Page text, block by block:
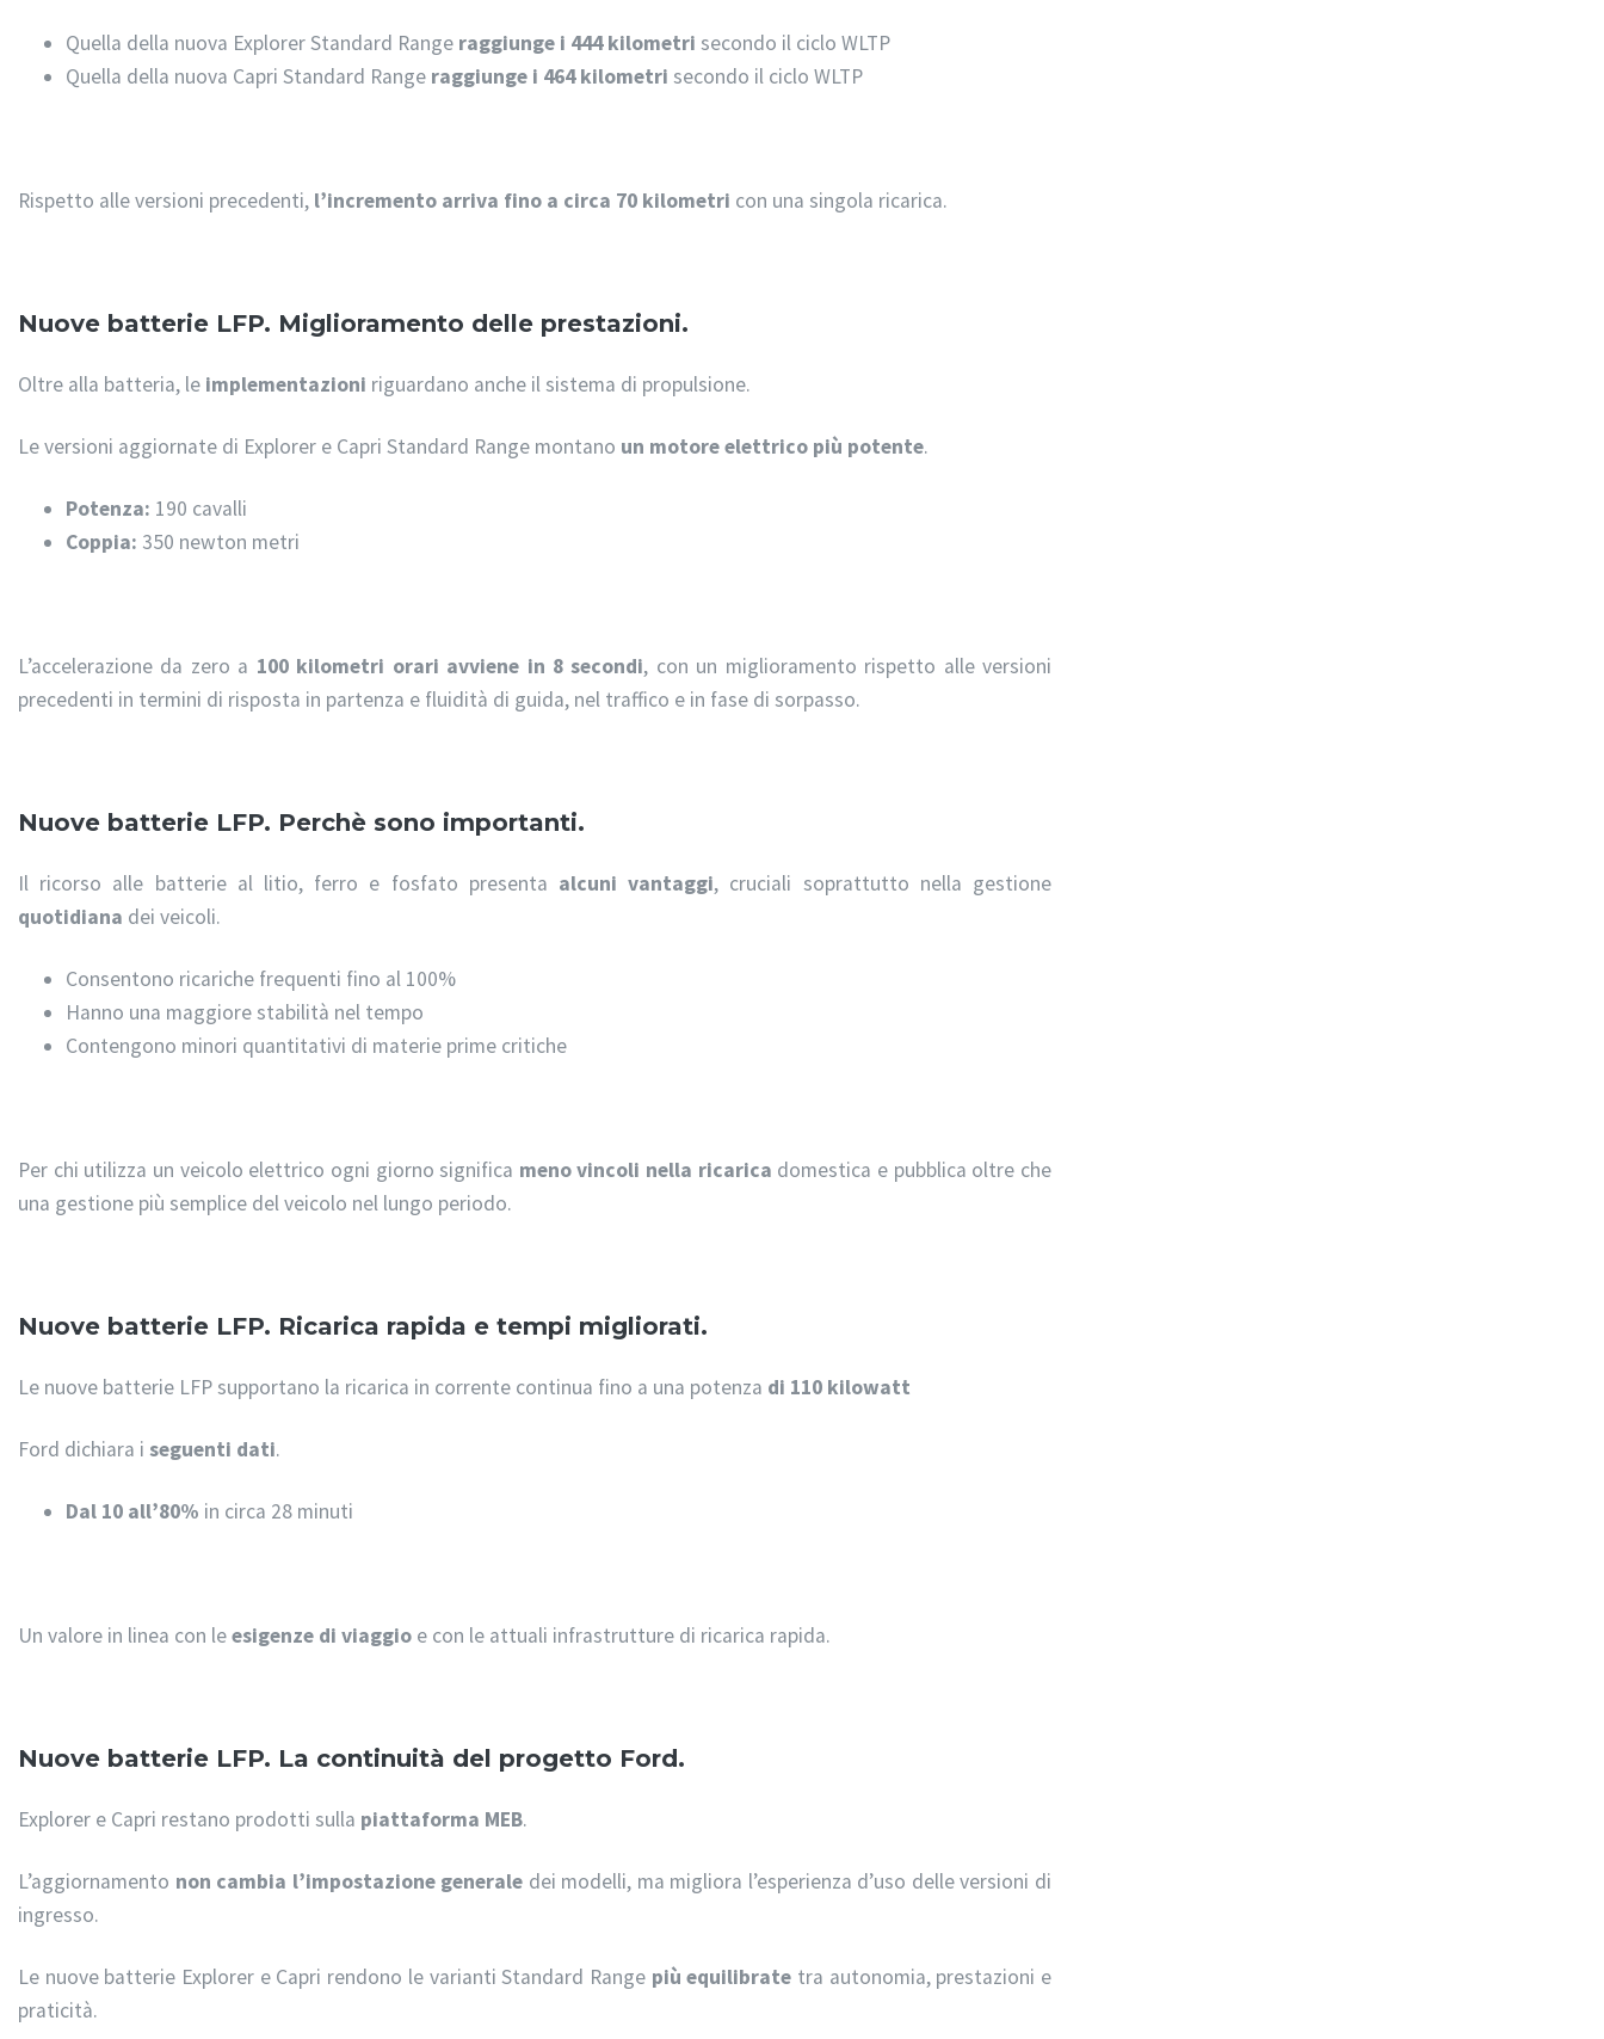
Quella della nuova Explorer Standard Range raggiunge i 444 kilometri secondo il ciclo WLTP
Quella della nuova Capri Standard Range raggiunge i 464 kilometri secondo il ciclo WLTP
Rispetto alle versioni precedenti, l’incremento arriva fino a circa 70 kilometri con una singola ricarica.
Nuove batterie LFP. Miglioramento delle prestazioni.
Oltre alla batteria, le implementazioni riguardano anche il sistema di propulsione.
Le versioni aggiornate di Explorer e Capri Standard Range montano un motore elettrico più potente.
Potenza: 190 cavalli
Coppia: 350 newton metri
L’accelerazione da zero a 100 kilometri orari avviene in 8 secondi, con un miglioramento rispetto alle versioni
precedenti in termini di risposta in partenza e fluidità di guida, nel traffico e in fase di sorpasso.
Nuove batterie LFP. Perchè sono importanti.
Il ricorso alle batterie al litio, ferro e fosfato presenta alcuni vantaggi, cruciali soprattutto nella gestione
quotidiana dei veicoli.
Consentono ricariche frequenti fino al 100%
Hanno una maggiore stabilità nel tempo
Contengono minori quantitativi di materie prime critiche
Per chi utilizza un veicolo elettrico ogni giorno significa meno vincoli nella ricarica domestica e pubblica oltre che
una gestione più semplice del veicolo nel lungo periodo.
Nuove batterie LFP. Ricarica rapida e tempi migliorati.
Le nuove batterie LFP supportano la ricarica in corrente continua fino a una potenza di 110 kilowatt
Ford dichiara i seguenti dati.
Dal 10 all’80% in circa 28 minuti
Un valore in linea con leesigenze di viaggio e con le attuali infrastrutture di ricarica rapida.
Nuove batterie LFP. La continuità del progetto Ford.
Explorer e Capri restano prodotti sulla piattaforma MEB.
L’aggiornamento non cambia l’impostazione generale dei modelli, ma migliora l’esperienza d’uso delle versioni di
ingresso.
Le nuove batterie Explorer e Capri rendono le varianti Standard Range più equilibrate tra autonomia, prestazioni e
praticità.